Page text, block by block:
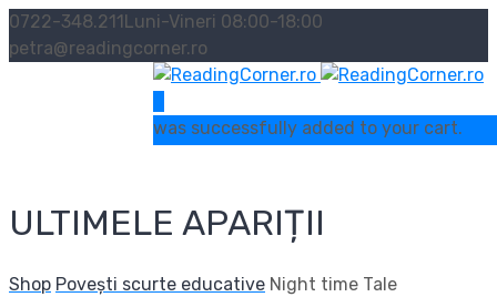
0722-348.211Luni-Vineri 08:00-18:00
petra@readingcorner.ro
was successfully added to your cart.
ULTIMELE APARIȚII
Shop Povești scurte educative Night time Tale